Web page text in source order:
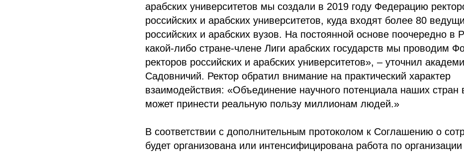
арабских университетов мы создали в 2019 году Федерацию
российских и арабских университетов, куда входят более 80
российских и арабских вузов. На постоянной основе поочередно в
какой-либо стране-члене Лиги арабских государств мы проводим
ректоров российских и арабских университетов», – уточнил
Садовничий. Ректор обратил внимание на практический характер
взаимодействия: «Объединение научного потенциала наших стран
может принести реальную пользу миллионам людей.»
В соответствии с дополнительным протоколом к Соглашению о
будет организована или интенсифицирована работа по организации